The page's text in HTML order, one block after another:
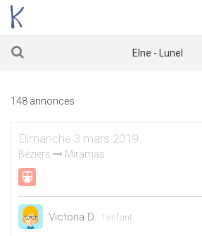
Elne - Lunel
148 annonces
Dimanche 3 mars 2019
Béziers Miramas
Victoria D. 1 enfant